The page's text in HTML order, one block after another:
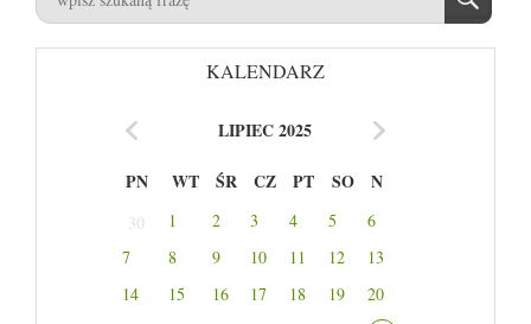
KALENDARZ
LIPIEC 2025
PN WT ŚR CZ PT SO N
30 1 2 3 4 5
6
7
8 9 10 11 12
13
14
15 16 17 18 19
20